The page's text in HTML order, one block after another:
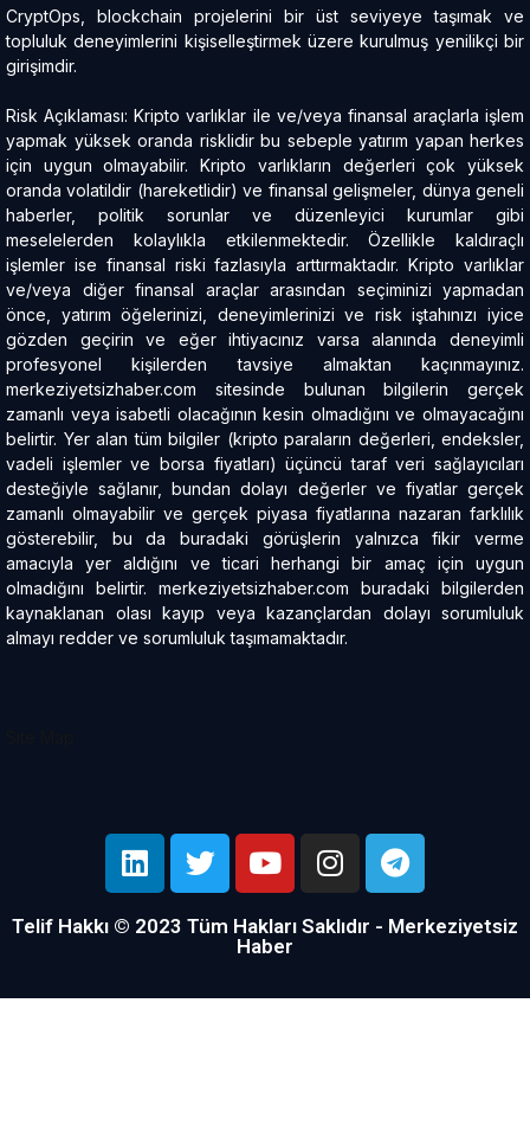
CryptOps, blockchain projelerini bir üst seviyeye taşımak ve
topluluk deneyimlerini kişiselleştirmek üzere kurulmuş yenilikçi bir
girişimdir.
Risk Açıklaması: Kripto varlıklar ile ve/veya finansal araçlarla işlem
yapmak yüksek oranda risklidir bu sebeple yatırım yapan herkes
için uygun olmayabilir. Kripto varlıkların değerleri çok yüksek
oranda volatildir (hareketlidir) ve finansal gelişmeler, dünya geneli
haberler, politik sorunlar ve düzenleyici kurumlar gibi
meselelerden kolaylıkla etkilenmektedir. Özellikle kaldıraçlı
işlemler ise finansal riski fazlasıyla arttırmaktadır. Kripto varlıklar
ve/veya diğer finansal araçlar arasından seçiminizi yapmadan
önce, yatırım öğelerinizi, deneyimlerinizi ve risk iştahınızı iyice
gözden geçirin ve eğer ihtiyacınız varsa alanında deneyimli
profesyonel kişilerden tavsiye almaktan kaçınmayınız.
merkeziyetsizhaber.com sitesinde bulunan bilgilerin gerçek
zamanlı veya isabetli olacağının kesin olmadığını ve olmayacağını
belirtir. Yer alan tüm bilgiler (kripto paraların değerleri, endeksler,
vadeli işlemler ve borsa fiyatları) üçüncü taraf veri sağlayıcıları
desteğiyle sağlanır, bundan dolayı değerler ve fiyatlar gerçek
zamanlı olmayabilir ve gerçek piyasa fiyatlarına nazaran farklılık
gösterebilir, bu da buradaki görüşlerin yalnızca fikir verme
amacıyla yer aldığını ve ticari herhangi bir amaç için uygun
olmadığını belirtir. merkeziyetsizhaber.com buradaki bilgilerden
kaynaklanan olası kayıp veya kazançlardan dolayı sorumluluk
almayı redder ve sorumluluk taşımamaktadır.
Telif Hakkı © 2023 Tüm Hakları Saklıdır - Merkeziyetsiz
Haber